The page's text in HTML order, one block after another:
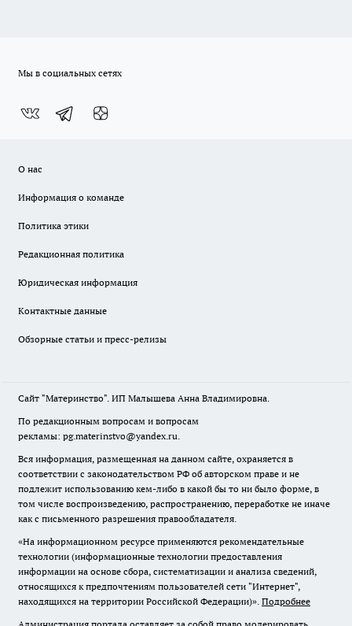
Мы в социальных сетях
О нас
Информация о команде
Политика этики
Редакционная политика
Юридическая информация
Контактные данные
Обзорные статьи и пресс-релизы
Сайт "Материнство". ИП Малышева Анна Владимировна.
По редакционным вопросам и вопросам
рекламы: pg.materinstvo@yandex.ru.
Вся информация, размещенная на данном сайте, охраняется в
соответствии с законодательством РФ об авторском праве и не
подлежит использованию кем-либо в какой бы то ни было форме, в
том числе воспроизведению, распространению, переработке не иначе
как с письменного разрешения правообладателя.
«На информационном ресурсе применяются рекомендательные
технологии (информационные технологии предоставления
информации на основе сбора, систематизации и анализа сведений,
относящихся к предпочтениям пользователей сети "Интернет",
находящихся на территории Российской Федерации)». Подробнее